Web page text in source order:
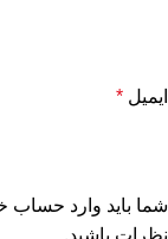
ایمیل *
شما باید وارد حساب